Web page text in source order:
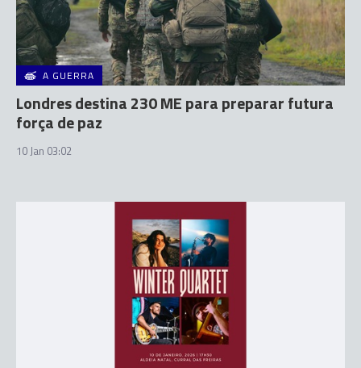
A GUERRA
Londres destina 230 ME para preparar futura
força de paz
10 Jan 03:02